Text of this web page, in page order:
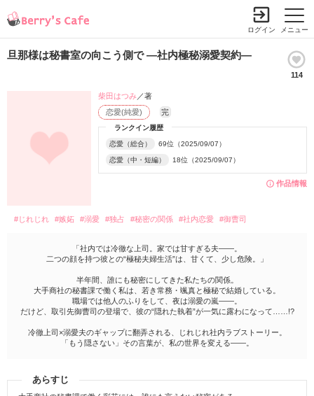
メニュー
ログイン
旦那様は秘書室の向こう側で ―社内極秘溺愛契約―
114
作品情報
ランクイン履歴
恋愛（総合） 69位（2025/09/07）
恋愛（中・短編） 18位（2025/09/07）
恋愛(純愛) 完
柴田はつみ／著
#じれじれ #嫉妬 #溺愛 #独占 #秘密の関係 #社内恋愛 #御曹司
「社内では冷徹な上司。家では甘すぎる夫——。
二つの顔を持つ彼との“極秘夫婦生活”は、甘くて、少し危険。」
半年間、誰にも秘密にしてきた私たちの関係。
大手商社の秘書課で働く私は、若き常務・颯真と極秘で結婚している。
職場では他人のふりをして、夜は溺愛の嵐——。
だけど、取引先御曹司の登場で、彼の“隠れた執着”が一気に露わになって……!?
冷徹上司×溺愛夫のギャップに翻弄される、じれじれ社内ラブストーリー。
「もう隠さない」その言葉が、私の世界を変える——。
あらすじ